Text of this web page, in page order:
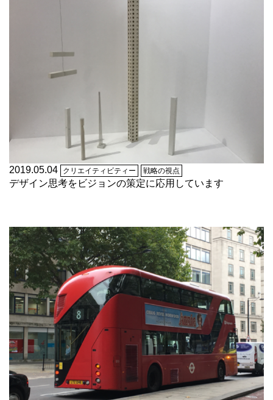
2019.05.04 クリエイティビティー 戦略の視点
デザイン思考をビジョンの策定に応用しています